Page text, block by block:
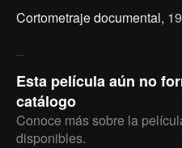
Cortometraje documental,
Esta película aún no
catálogo
Conoce más sobre la
disponibles.